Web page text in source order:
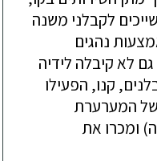
לקבלני משנה
נהגים
לא קיבלה לידיה
קנו, הפעילו
של המערערת
ומכרו את